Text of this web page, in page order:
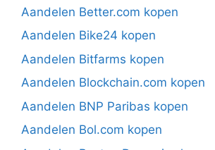
Aandelen Better.com kopen
Aandelen Bike24 kopen
Aandelen Bitfarms kopen
Aandelen Blockchain.com kopen
Aandelen BNP Paribas kopen
Aandelen Bol.com kopen